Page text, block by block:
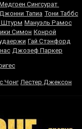
Сингсурат
Тапиа Тони Таббс
Штурм Мануэль Рамос
Симон Конрой
Гай Стэнфорд
Джозеф Паркер
Чонг Лестер Джексон